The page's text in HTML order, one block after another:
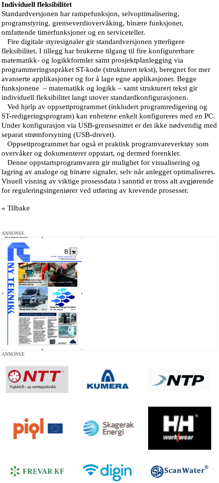
Individuell fleksibilitet
Standardversjonen har rampefunksjon, selvoptimalisering,
programstyring, grenseverdiovervåking, binære funksjoner,
omfattende timerfunksjoner og en serviceteller.
Fire digitale styresignaler gir standardversjonen ytterligere
fleksibilitet. I tillegg har brukerne tilgang til fire konfigurerbare
matematikk- og logikkformler samt prosjektplanlegging via
programmeringsspråket ST-kode (strukturert tekst), beregnet for mer
avanserte applikasjoner og for å lage egne applikasjoner. Begge
funksjonene – matematikk og logikk – samt strukturert tekst gir
individuell fleksibilitet langt utover standardkonfigurasjonen.
Ved hjelp av oppsettprogrammet (inkludert programredigering og
ST-redigeringsprogram) kan enhetene enkelt konfigureres med en PC.
Under konfigurasjon via USB-grensesnittet er det ikke nødvendig med
separat strømforsyning (USB-drevet).
Oppsettprogrammet har også et praktisk programvareverktøy som
overvåker og dokumenterer oppstart, og dermed forenkler.
Denne oppstartsprogramvaren gir mulighet for visualisering og
lagring av analoge og binære signaler, selv når anlegget optimaliseres.
Visuell visning av viktige prosessdata i sanntid er tross alt avgjørende
for reguleringsingeniører ved utføring av krevende prosesser.
« Tilbake
ANNONSE
ANNONSE